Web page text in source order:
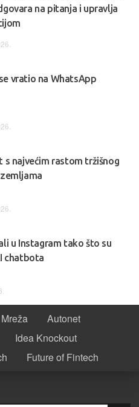
na pitanja i upravlja
vratio na WhatsApp
s najvećim rastom tržišnog
u Instagram tako što su
chatbota
Mreža
Autonet
Idea Knockout
Future of Fintech